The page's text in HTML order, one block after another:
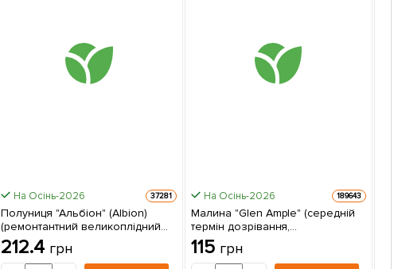
На Осінь-2026 37281
Полуниця "Альбіон" (Albion)
(ремонтантний великоплідний
сорт) 5 шт в упаковці
212.4 грн
На Осінь-2026 189643
Малина "Glen Ample" (середній
термін дозрівання,
високоврожайний сорт) 1-річний
саджанець 1 шт в упаковці
115 грн